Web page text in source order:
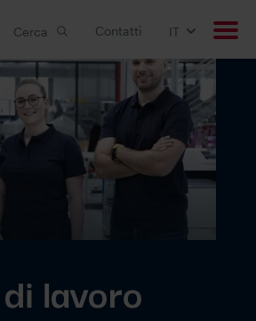
Cerca Contatti IT
lavoro